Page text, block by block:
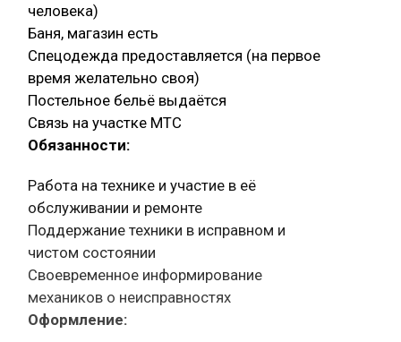
человека)
Баня, магазин есть
Спецодежда предоставляется (на первое
время желательно своя)
Постельное бельё выдаётся
Связь на участке МТС
Обязанности:
Работа на технике и участие в её
обслуживании и ремонте
Поддержание техники в исправном и
чистом состоянии
Своевременное информирование
механиков о неисправностях
Оформление: